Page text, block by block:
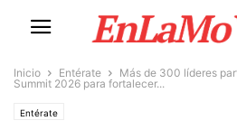
Inicio Entérate
Más de 300 líderes
Summit 2026 para fortalecer...
Entérate